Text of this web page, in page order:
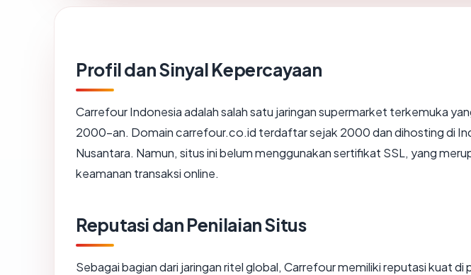
Profil dan Sinyal Kepercayaan
Carrefour Indonesia adalah salah satu jaringan supermarket terkemuka
2000-an. Domain carrefour.co.id terdaftar sejak 2000 dan dihosting di
Nusantara. Namun, situs ini belum menggunakan sertifikat SSL, yang
keamanan transaksi online.
Reputasi dan Penilaian Situs
Sebagai bagian dari jaringan ritel global, Carrefour memiliki reputasi kuat di